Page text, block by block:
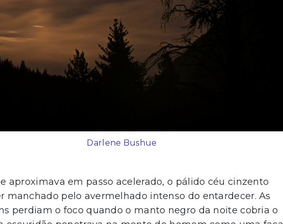
Darlene Bushue
aproximava em passo acelerado, o pálido céu cinzento
manchado pelo avermelhado intenso do entardecer. As
perdiam o foco quando o manto negro da noite cobria o